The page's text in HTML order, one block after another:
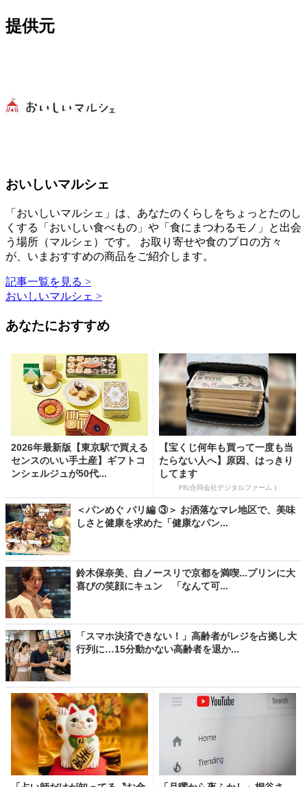
提供元
おいしいマルシェ
「おいしいマルシェ」は、あなたのくらしをちょっとたのし
くする「おいしい食べもの」や「食にまつわるモノ」と出会
う場所（マルシェ）です。 お取り寄せや食のプロの方々
が、いまおすすめの商品をご紹介します。
記事一覧を見る >
おいしいマルシェ >
あなたにおすすめ
2026年最新版【東京駅で買える
センスのいい手土産】ギフトコ
ンシェルジュが50代...
【宝くじ何年も買って一度も当
たらない人へ】原因、はっきり
してます
PR(合同会社デジタルファーム )
＜パンめぐ パリ編 ③＞ お洒落なマレ地区で、美味
しさと健康を求めた「健康なパン...
鈴木保奈美、白ノースリで京都を満喫...プリンに大
喜びの笑顔にキュン 「なんて可...
「スマホ決済できない！」高齢者がレジを占拠し大
行列に…15分動かない高齢者を退か...